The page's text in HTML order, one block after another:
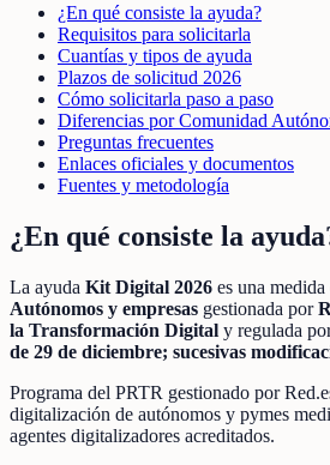
¿En qué consiste la ayuda?
Requisitos para solicitarla
Cuantías y tipos de ayuda
Plazos de solicitud 2026
Cómo solicitarla paso a paso
Diferencias por Comunidad
Preguntas frecuentes
Enlaces oficiales y documentos
Fuentes y metodología
¿En qué consiste la
La ayuda Kit Digital 2026 es una
Autónomos y empresas gestionada por
la Transformación Digital y regulada
de 29 de diciembre; sucesivas
Programa del PRTR gestionado por
digitalización de autónomos y pymes
agentes digitalizadores acreditados.